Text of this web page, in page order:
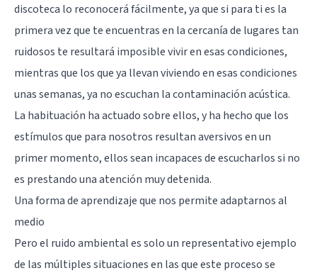
discoteca lo reconocerá fácilmente, ya que si para ti es la
primera vez que te encuentras en la cercanía de lugares tan
ruidosos te resultará imposible vivir en esas condiciones,
mientras que los que ya llevan viviendo en esas condiciones
unas semanas, ya no escuchan la contaminación acústica.
La habituación ha actuado sobre ellos, y ha hecho que los
estímulos que para nosotros resultan aversivos en un
primer momento, ellos sean incapaces de escucharlos si no
es prestando una atención muy detenida.
Una forma de aprendizaje que nos permite adaptarnos al
medio
Pero el ruido ambiental es solo un representativo ejemplo
de las múltiples situaciones en las que este proceso se